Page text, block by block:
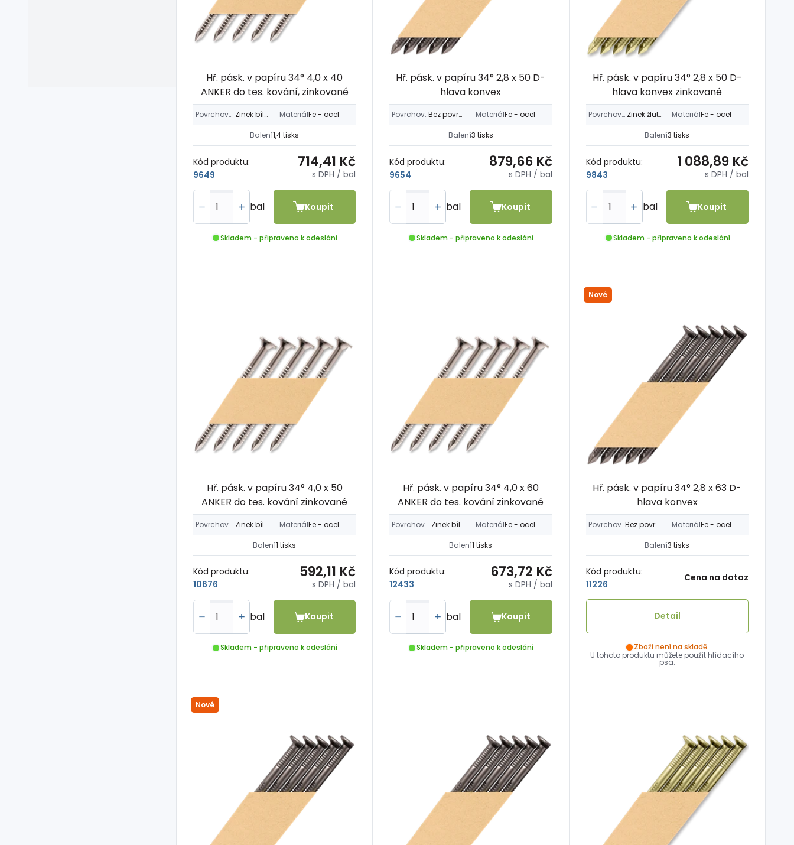
Hř. pásk. v papíru 34° 4,0 x 40
ANKER do tes. kování, zinkované
Povrchová úprava Zinek bílý > 12µm MateriálFe - ocel
Balení1,4 tisks
Kód produktu:
9649
714,41 Kč
s DPH / bal
bal Koupit
Skladem - připraveno k odeslání
Hř. pásk. v papíru 34° 2,8 x 50 D-
hlava konvex
Povrchová úprava Bez povrch. úpravy MateriálFe - ocel
Balení3 tisks
Kód produktu:
9654
879,66 Kč
s DPH / bal
bal Koupit
Skladem - připraveno k odeslání
Hř. pásk. v papíru 34° 2,8 x 50 D-
hlava konvex zinkované
Povrchová úprava Zinek žlutý > 12µm MateriálFe - ocel
Balení3 tisks
Kód produktu:
9843
1 088,89 Kč
s DPH / bal
bal Koupit
Skladem - připraveno k odeslání
Hř. pásk. v papíru 34° 4,0 x 50
ANKER do tes. kování zinkované
Povrchová úprava Zinek bílý > 12µm MateriálFe - ocel
Balení1 tisks
Kód produktu:
10676
592,11 Kč
s DPH / bal
bal Koupit
Skladem - připraveno k odeslání
Hř. pásk. v papíru 34° 4,0 x 60
ANKER do tes. kování zinkované
Povrchová úprava Zinek bílý > 12µm MateriálFe - ocel
Balení1 tisks
Kód produktu:
12433
673,72 Kč
s DPH / bal
bal Koupit
Skladem - připraveno k odeslání
Nové
Hř. pásk. v papíru 34° 2,8 x 63 D-
hlava konvex
Povrchová úprava Bez povrch. úpravy MateriálFe - ocel
Balení3 tisks
Kód produktu:
11226
Cena na dotaz
Detail
Zboží není na skladě.
U tohoto produktu můžete použít hlídacího
psa.
Nové